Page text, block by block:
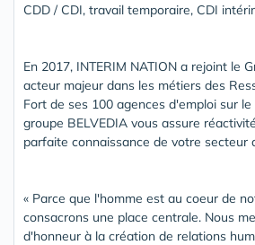
CDD / CDI, travail temporaire, CDI
En 2017, INTERIM NATION a rejoint le
acteur majeur dans les métiers des
Fort de ses 100 agences d'emploi sur
groupe BELVEDIA vous assure
parfaite connaissance de votre secteur
« Parce que l'homme est au coeur de
consacrons une place centrale. Nous
d'honneur à la création de relations